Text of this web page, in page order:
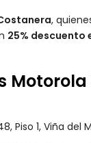
,
25% descuento
Motorola
Piso 1, Viña del